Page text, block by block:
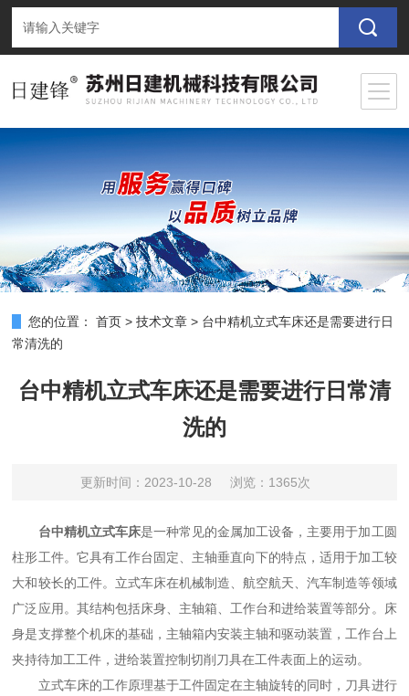
您的位置： 首页 >技术文章 > 台中精机立式车床还是需要进行日
常清洗的
台中精机立式车床还是需要进行日常清
洗的
更新时间：2023-10-28 浏览：1365次
台中精机立式车床是一种常见的金属加工设备，主要用于加工圆
柱形工件。它具有工作台固定、主轴垂直向下的特点，适用于加工较
大和较长的工件。立式车床在机械制造、航空航天、汽车制造等领域
广泛应用。其结构包括床身、主轴箱、工作台和进给装置等部分。床
身是支撑整个机床的基础，主轴箱内安装主轴和驱动装置，工作台上
夹持待加工工件，进给装置控制切削刀具在工件表面上的运动。
立式车床的工作原理基于工件固定在主轴旋转的同时，刀具进行